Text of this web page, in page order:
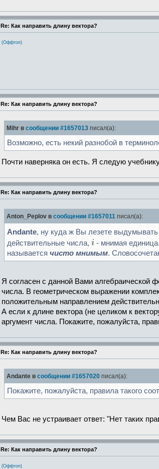
Re: Как направить длину вектора?
(Оффтоп)
Re: Как направить длину вектора?
Mihr в сообщении #1657013 писал(а):
Возможно, есть некий разнобой в
Почти наверняка он есть. Я следую
Re: Как направить длину вектора?
Anton_Peplov в сообщении #1657011 писал(а):
Andante, ну куда ж Вы лезете
действительные числа,
- мнимая
называется чисто мнимым.
Я согласен с данной Вами алгебраической
числа. В геометрическом выражении
положительным направлением
А если к длине вектора (не целиком к
аргумент числа. Покажите, пожалуйста,
Re: Как направить длину вектора?
Andante в сообщении #1657020 писал(а):
Покажите, пожалуйста, правила такого
Чем Вас не устраивает ответ: "Нет таких
Re: Как направить длину вектора?
(Оффтоп)